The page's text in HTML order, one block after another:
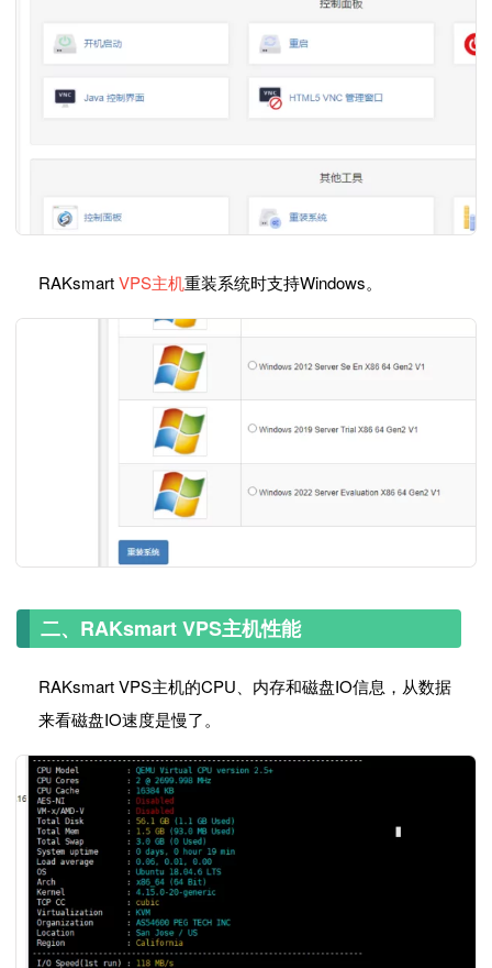
RAKsmartVPS主机重装系统时支持Windows。
二、RAKsmart VPS主机性能
RAKsmart VPS主机的CPU、内存和磁盘IO信息，从数据
来看磁盘IO速度是慢了。